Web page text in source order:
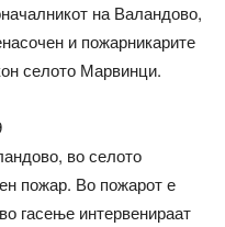
на Валандово,
и пожарникарите
селото Марвинци.
во селото
пожар. Во пожарот е
гасење интервенираат